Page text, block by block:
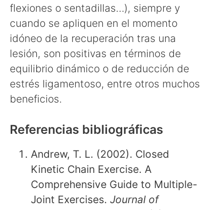
flexiones o sentadillas…), siempre y
cuando se apliquen en el momento
idóneo de la recuperación tras una
lesión, son positivas en términos de
equilibrio dinámico o de reducción de
estrés ligamentoso, entre otros muchos
beneficios.
Referencias bibliográficas
Andrew, T. L. (2002). Closed
Kinetic Chain Exercise. A
Comprehensive Guide to Multiple-
Joint Exercises. Journal of